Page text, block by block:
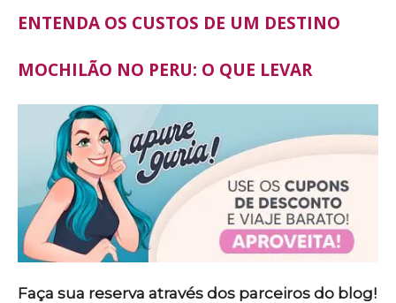
ENTENDA OS CUSTOS DE UM DESTINO
MOCHILÃO NO PERU: O QUE LEVAR
Faça sua reserva através dos parceiros do blog!